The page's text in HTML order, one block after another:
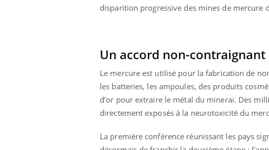
disparition progressive des mines de mercure
Un accord non-contraignant
Le mercure est utilisé pour la fabrication de
les batteries, les ampoules, des produits
d’or pour extraire le métal du minerai. Des
directement exposés à la neurotoxicité du
La première conférence réunissant les pays
Insuline & Charge mentale : et si on
osait en parler??Youtube
En 2026, l'insuline dans le diabète de type 2
reste entourée d'idées reçues chez les
patients comme parfois chez les soignants.
Youtube
Eczéma
préparer pour
L'été arrive…
rythme de vie !
soleil, activités